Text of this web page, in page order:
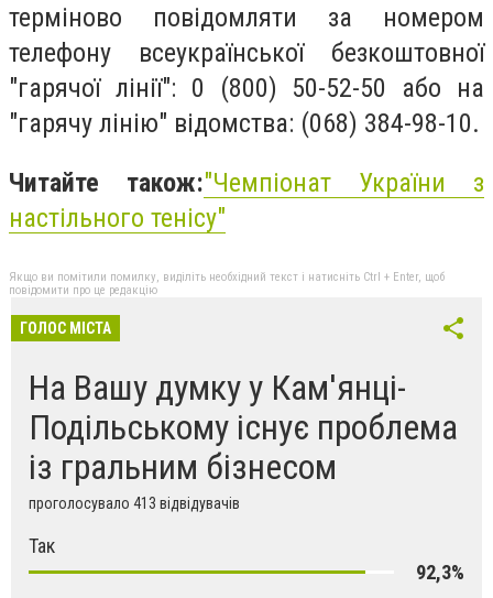
терміново повідомляти за номером
телефону всеукраїнської безкоштовної
"гарячої лінії": 0 (800) 50-52-50 або на
"гарячу лінію" відомства: (068) 384-98-10.
Читайте також:"Чемпіонат України з
настільного тенісу"
Якщо ви помітили помилку, виділіть необхідний текст і натисніть Ctrl + Enter, щоб
повідомити про це редакцію
ГОЛОС МІСТА
На Вашу думку у Кам'янці-
Подільському існує проблема
із гральним бізнесом
проголосувало 413 відвідувачів
Так
92,3%